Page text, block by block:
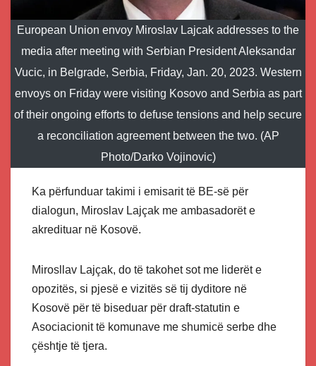
European Union envoy Miroslav Lajcak addresses to the
media after meeting with Serbian President Aleksandar
Vucic, in Belgrade, Serbia, Friday, Jan. 20, 2023. Western
envoys on Friday were visiting Kosovo and Serbia as part
of their ongoing efforts to defuse tensions and help secure
a reconciliation agreement between the two. (AP
Photo/Darko Vojinovic)
Ka përfunduar takimi i emisarit të BE-së për
dialogun, Miroslav Lajçak me ambasadorët e
akredituar në Kosovë.
Mirosllav Lajçak, do të takohet sot me liderët e
opozitës, si pjesë e vizitës së tij dyditore në
Kosovë për të biseduar për draft-statutin e
Asociacionit të komunave me shumicë serbe dhe
çështje të tjera.